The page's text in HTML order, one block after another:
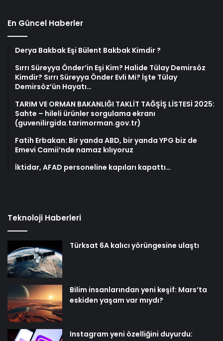
En Güncel Haberler
Derya Bakbak Eşi Bülent Bakbak Kimdir ?
Sırrı Süreyya Önder’in Eşi Kim? Halide Tülay Demirsöz
Kimdir? Sırrı Süreyya Önder Evli Mi? İşte Tülay
Demirsöz’ün Hayatı…
TARIM VE ORMAN BAKANLIĞI TAKLİT TAĞŞİŞ LİSTESİ 2025:
Sahte – hileli ürünler sorgulama ekranı
(guvenilirgida.tarimorman.gov.tr)
Fatih Erbakan: Bir yanda ABD, bir yanda YPG biz de
Emevi Camii’nde namaz kılıyoruz
İktidar, AFAD personeline kapıları kapattı…
Teknoloji Haberleri
Türksat 6A kalıcı yörüngesine ulaştı
Bilim insanlarından yeni keşif: Mars’ta
eskiden yaşam var mıydı?
Instagram yeni özelliğini duyurdu: